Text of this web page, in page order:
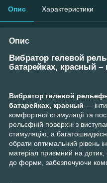
Опис Характеристики
Опис
Вибратор гелевой
батарейках, красный –
Вибратор гелевой
батарейках, красный —
комфортної стимуляції та
рельєфній поверхні з
стимуляцію, а
обрати оптимальний рівень
матеріал приємний на дотик,
до форми, забезпечуючи